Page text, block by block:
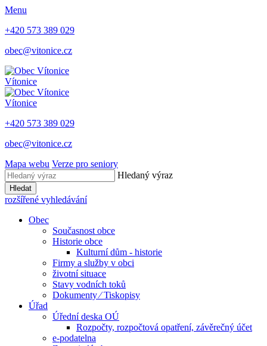
Menu
+420 573 389 029
obec@vitonice.cz
Vítonice
Vítonice
+420 573 389 029
obec@vitonice.cz
Mapa webu Verze pro seniory
Hledaný výraz
Hledat
rozšířené vyhledávání
Obec
Současnost obce
Historie obce
Kulturní dům - historie
Firmy a služby v obci
životní situace
Stavy vodních toků
Dokumenty ⁄ Tiskopisy
Úřad
Úřední deska OÚ
Rozpočty, rozpočtová opatření, závěrečný účet
e-podatelna